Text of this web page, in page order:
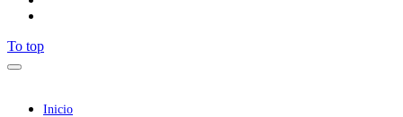
To top
Inicio